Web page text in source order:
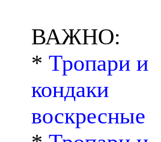
ВАЖНО:
* Тропари и
кондаки
воскресные